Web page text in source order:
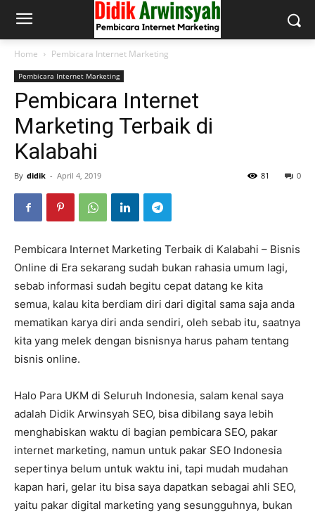
Home Pembicara Internet Marketing
Pembicara Internet Marketing
Pembicara Internet
Marketing Terbaik di
Kalabahi
By didik - April 4, 2019 0
81
Pembicara Internet Marketing Terbaik di Kalabahi – Bisnis
Online di Era sekarang sudah bukan rahasia umum lagi,
sebab informasi sudah begitu cepat datang ke kita
semua, kalau kita berdiam diri dari digital sama saja anda
mematikan karya diri anda sendiri, oleh sebab itu, saatnya
kita yang melek dengan bisnisnya harus paham tentang
bisnis online.
Halo Para UKM di Seluruh Indonesia, salam kenal saya
adalah Didik Arwinsyah SEO, bisa dibilang saya lebih
menghabiskan waktu di bagian pembicara SEO, pakar
internet marketing, namun untuk pakar SEO Indonesia
sepertinya belum untuk waktu ini, tapi mudah mudahan
kapan hari, gelar itu bisa saya dapatkan sebagai ahli SEO,
yaitu pakar digital marketing yang sesungguhnya, bukan